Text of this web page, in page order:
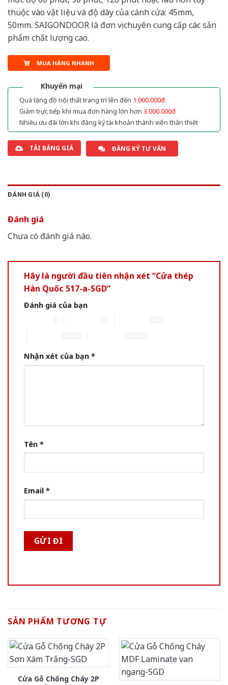
thuộc vào vật liệu và độ dày của cánh cửa: 45mm,
50mm. SAIGONDOOR là đơn vị chuyên cung cấp các sản
phẩm chất lượng cao.
MUA HÀNG NHANH
Khuyến mại
Quà tặng đồ nội thất trang trí lên đến 1.000.000đ
Giảm trực tiếp khi mua đơn hàng lớn hơn 3.000.000đ
Nhiều ưu đãi lớn khi đăng ký tài khoản thành viên thân thiết
TẢI BẢNG GIÁ ĐĂNG KÝ TƯ VẤN
ĐÁNH GIÁ (0)
Đánh giá
Chưa có đánh giá nào.
Hãy là người đầu tiên nhận xét “Cửa thép
Hàn Quốc 517-a-SGD”
Đánh giá của bạn
Nhận xét của bạn *
Tên *
Email *
SẢN PHẨM TƯƠNG TỰ
Cửa Gỗ Chống Cháy 2P